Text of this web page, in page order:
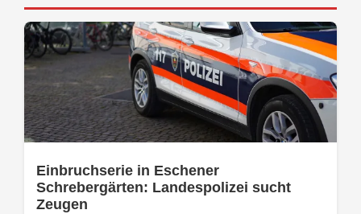
Einbruchserie in Eschener
Schrebergärten: Landespolizei sucht
Zeugen